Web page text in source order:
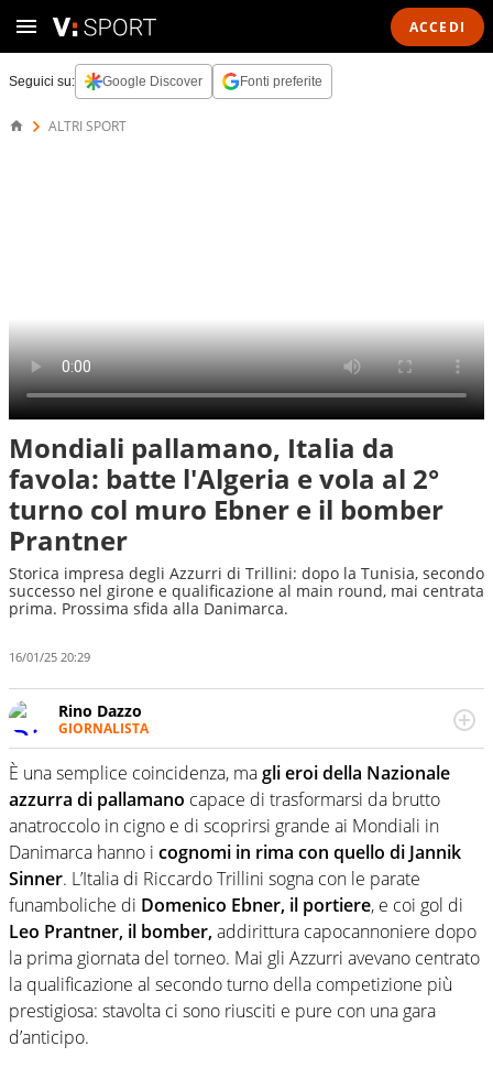
ACCEDI
Seguici su: Google Discover Fonti preferite
ALTRI SPORT
Mondiali pallamano, Italia da
favola: batte l'Algeria e vola al 2°
turno col muro Ebner e il bomber
Prantner
Storica impresa degli Azzurri di Trillini: dopo la Tunisia, secondo
successo nel girone e qualificazione al main round, mai centrata
prima. Prossima sfida alla Danimarca.
16/01/25 20:29
Rino Dazzo
GIORNALISTA
Se mai ci fosse modo di traslare il glossario del calcio in
una nicchia di esperti, lui ne farebbe parte. Non si perde
una svista arbitrale né gli umori social del mondo delle
curve
È una semplice coincidenza, magli eroi della Nazionale
azzurra di pallamano capace di trasformarsi da brutto
anatroccolo in cigno e di scoprirsi grande ai Mondiali in
Danimarca hanno i cognomi in rima con quello di Jannik
Sinner. L’Italia di Riccardo Trillini sogna con le parate
funamboliche di Domenico Ebner, il portiere, e coi gol di
Leo Prantner, il bomber,addirittura capocannoniere dopo
la prima giornata del torneo. Mai gli Azzurri avevano centrato
la qualificazione al secondo turno della competizione più
prestigiosa: stavolta ci sono riusciti e pure con una gara
d’anticipo.